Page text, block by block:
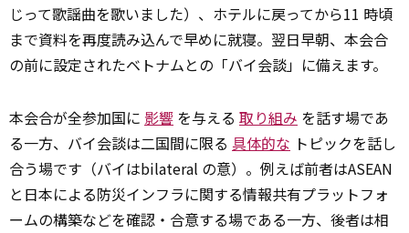
じって歌謡曲を歌いました）、ホテルに戻ってから11 時頃
まで資料を再度読み込んで早めに就寝。翌日早朝、本会合
の前に設定されたベトナムとの「バイ会談」に備えます。
本会合が全参加国に 影響 を与える 取り組み を話す場であ
る一方、バイ会談は二国間に限る 具体的な トピックを話し
合う場です（バイはbilateral の意）。例えば前者はASEAN
と日本による防災インフラに関する情報共有プラットフォ
ームの構築などを確認・合意する場である一方、後者は相